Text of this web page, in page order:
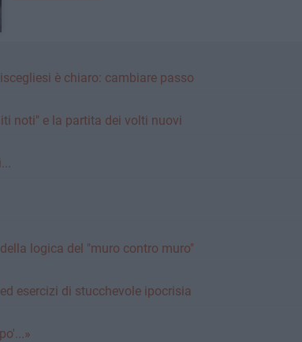
è chiaro: cambiare passo
noti" e la partita dei volti nuovi
logica del "muro contro muro"
esercizi di stucchevole ipocrisia